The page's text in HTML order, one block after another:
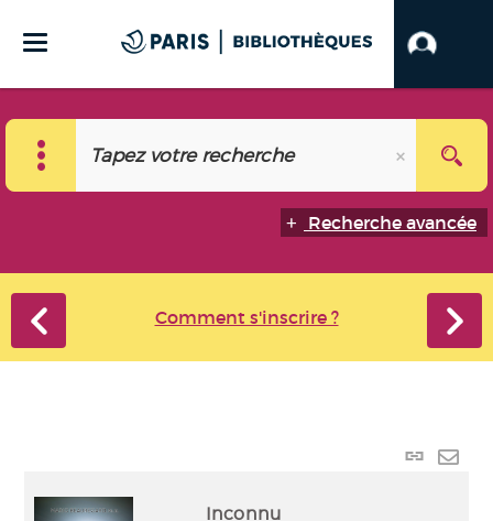
Recherche avancée
Comment s'inscrire ?
Lien
Inconnu